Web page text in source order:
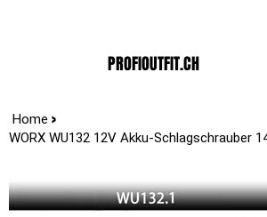
PROFIOUTFIT.CH
Home >
WORX WU132 12V Akku-Schlagschrauber